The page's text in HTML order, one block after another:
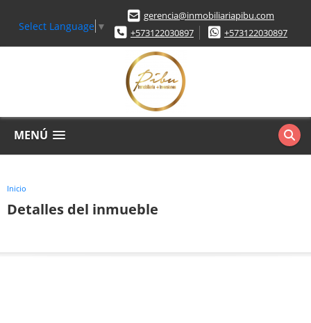
Select Language ▼
gerencia@inmobiliariapibu.com
+573122030897
+573122030897
MENÚ
Inicio
Detalles del inmueble